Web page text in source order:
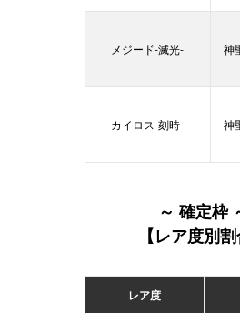
メジード-滅光- 神
カイロス-刻時- 神
～ 確定枠
【レア度別割
レア度